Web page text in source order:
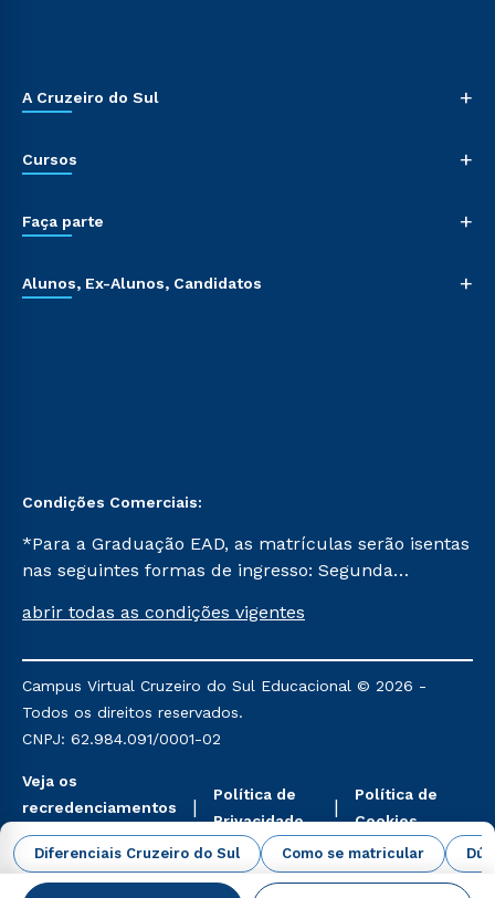
Diferenciais Cruzeiro do Sul Como se matricular
A Cruzeiro do Sul +
Cursos +
Faça parte +
Alunos, Ex-Alunos, Candidatos +
Condições Comerciais:
*Para a Graduação EAD, as matrículas serão isentas
nas seguintes formas de ingresso: Segunda
Já para as demais, a taxa de matrícula será de R$
mencionadas são referentes aos cursos: Ensino
Religioso, Geografia para a Docência e Metodologia
do Ensino de História: Questões Atuais.
abrir todas as condições vigentes
Campus Virtual Cruzeiro do Sul Educacional © 2026 -
Todos os direitos reservados.
CNPJ: 62.984.091/0001-02
Veja os
recredenciamentos
aqui
Política de
Privacidade
Política de
Cookies